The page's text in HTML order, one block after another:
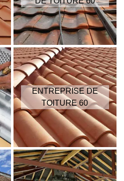
ENTREPRISE DE
TOITURE 60